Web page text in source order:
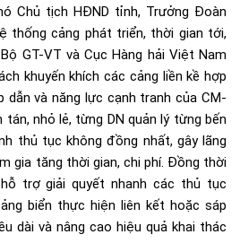
Chủ tịch HĐND tỉnh, Trưởng Đoàn
thống cảng phát triển, thời gian tới,
GT-VT và Cục Hàng hải Việt Nam
khuyến khích các cảng liền kề hợp
và năng lực cạnh tranh của CM-
tán, nhỏ lẻ, từng DN quản lý từng bến
thủ tục không đồng nhất, gây lãng
gia tăng thời gian, chi phí. Đồng thời
trợ giải quyết nhanh các thủ tục
biển thực hiện liên kết hoặc sáp
dài và nâng cao hiệu quả khai thác